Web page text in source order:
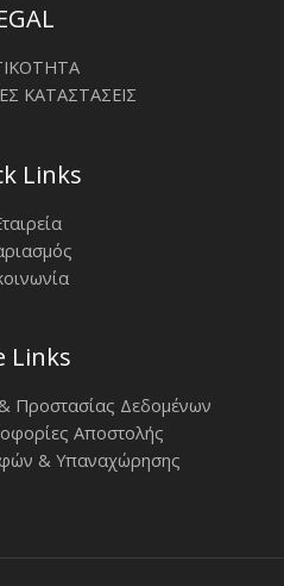
ΚΑΤΑΣΤΑΣΕΙΣ
Links
Links
Προστασίας Δεδομένων
Αποστολής
& Υπαναχώρησης